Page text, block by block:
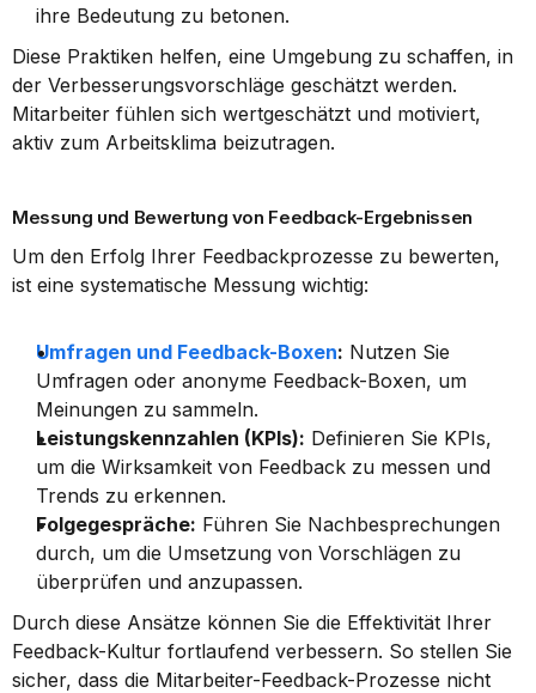
ihre Bedeutung zu betonen.
Diese Praktiken helfen, eine Umgebung zu schaffen, in
der Verbesserungsvorschläge geschätzt werden.
Mitarbeiter fühlen sich wertgeschätzt und motiviert,
aktiv zum Arbeitsklima beizutragen.
Messung und Bewertung von Feedback-Ergebnissen
Um den Erfolg Ihrer Feedbackprozesse zu bewerten,
ist eine systematische Messung wichtig:
Umfragen und Feedback-Boxen: Nutzen Sie
Umfragen oder anonyme Feedback-Boxen, um
Meinungen zu sammeln.
Leistungskennzahlen (KPIs): Definieren Sie KPIs,
um die Wirksamkeit von Feedback zu messen und
Trends zu erkennen.
Folgegespräche: Führen Sie Nachbesprechungen
durch, um die Umsetzung von Vorschlägen zu
überprüfen und anzupassen.
Durch diese Ansätze können Sie die Effektivität Ihrer
Feedback-Kultur fortlaufend verbessern. So stellen Sie
sicher, dass die Mitarbeiter-Feedback-Prozesse nicht